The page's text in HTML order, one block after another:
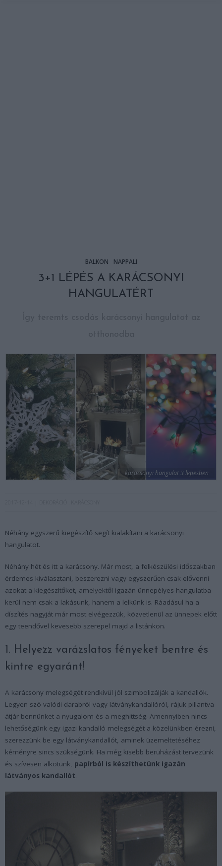
BALKON NAPPALI
3+1 LÉPÉS A KARÁCSONYI
HANGULATÉRT
karacsonyi hangulat 3 lepesben
Néhány egyszerű kiegészítő segít kialakítani a karácsonyi
hangulatot.
Néhány hét és itt a karácsony. Már most, a felkészülési időszakban
érdemes kiválasztani, beszerezni vagy egyszerűen csak elővenni
azokat a kiegészítőket, amelyektől igazán ünnepélyes hangulatba
kerül nem csak a lakásunk, hanem a lelkünk is. Ráadásul ha a
díszítés nagyját már most elvégezzük, közvetlenül az ünnepek előtt
egy teendővel kevesebb szerepel majd a listánkon.
1. Helyezz varázslatos fényeket bentre és
kintre egyaránt!
A karácsony melegségét rendkívül jól szimbolizálják a kandallók.
Legyen szó valódi darabról vagy látványkandallóról, rájuk pillantva
átjár bennünket a nyugalom és a meghittség. Amennyiben nincs
lehetőségünk egy igazi kandalló melegségét a közelünkben érezni,
szerezzünk be egy látványkandallót, aminek üzemeltetéséhez
kéményre sincs szükségünk. Ha még kisebb beruházást tervezünk
és szívesen alkotunk, papírból is készíthetünk igazán
látványos kandallót.